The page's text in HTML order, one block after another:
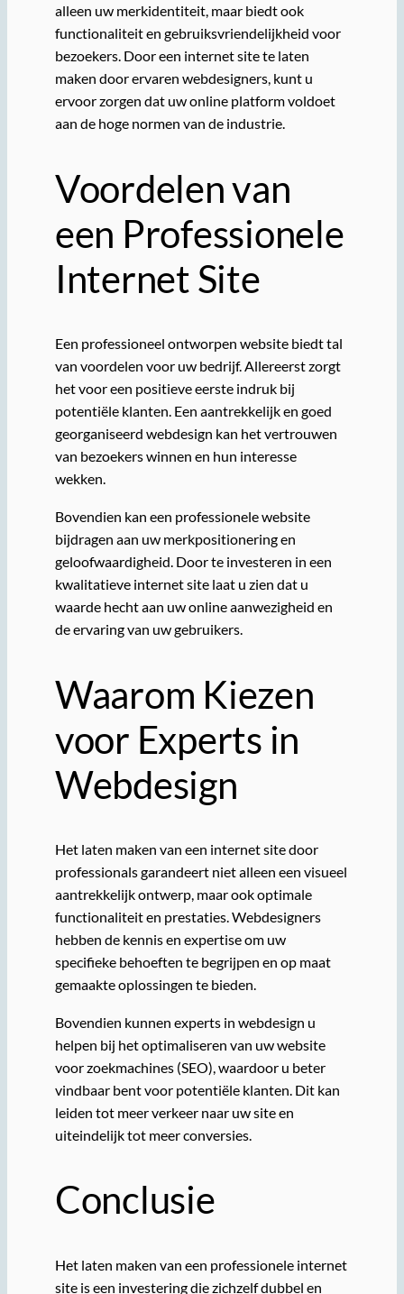
alleen uw merkidentiteit, maar biedt ook
functionaliteit en gebruiksvriendelijkheid voor
bezoekers. Door een internet site te laten
maken door ervaren webdesigners, kunt u
ervoor zorgen dat uw online platform voldoet
aan de hoge normen van de industrie.
Voordelen van
een Professionele
Internet Site
Een professioneel ontworpen website biedt tal
van voordelen voor uw bedrijf. Allereerst zorgt
het voor een positieve eerste indruk bij
potentiële klanten. Een aantrekkelijk en goed
georganiseerd webdesign kan het vertrouwen
van bezoekers winnen en hun interesse
wekken.
Bovendien kan een professionele website
bijdragen aan uw merkpositionering en
geloofwaardigheid. Door te investeren in een
kwalitatieve internet site laat u zien dat u
waarde hecht aan uw online aanwezigheid en
de ervaring van uw gebruikers.
Waarom Kiezen
voor Experts in
Webdesign
Het laten maken van een internet site door
professionals garandeert niet alleen een visueel
aantrekkelijk ontwerp, maar ook optimale
functionaliteit en prestaties. Webdesigners
hebben de kennis en expertise om uw
specifieke behoeften te begrijpen en op maat
gemaakte oplossingen te bieden.
Bovendien kunnen experts in webdesign u
helpen bij het optimaliseren van uw website
voor zoekmachines (SEO), waardoor u beter
vindbaar bent voor potentiële klanten. Dit kan
leiden tot meer verkeer naar uw site en
uiteindelijk tot meer conversies.
Conclusie
Het laten maken van een professionele internet
site is een investering die zichzelf dubbel en